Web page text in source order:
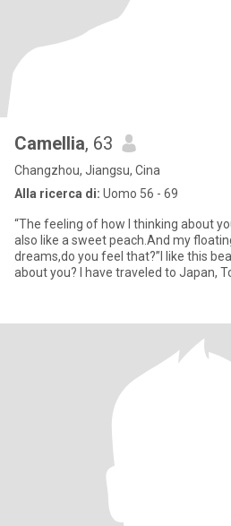
Camellia, 63
Changzhou, Jiangsu, Cina
Alla ricerca di: Uomo 56 - 69
“The feeling of how I thinking about
also like a sweet peach.And my
dreams,do you feel that?”I like this
about you? I have traveled to